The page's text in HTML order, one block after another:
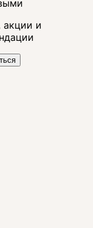
акции и